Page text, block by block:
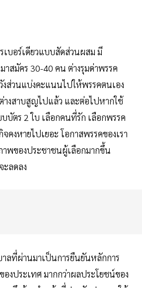
เบอร์เดียวแบบสัดส่วนผสม มี
าสมัคร 30-40 คน ต่างรุมด่าพรรค
ส่วนแบ่งคะแนนไปให้พรรคตนเอง
างสาบสูญไปแล้ว และต่อไปหากใช้
บัตร 2 ใบ เลือกคนที่รัก เลือกพรรค
คงหายไปเยอะ โอกาสพรรคของเรา
าพของประชาชนผู้เลือกมากขึ้น
ะลดลง
าลที่ผ่านมาเป็นการยืนยันหลักการ
งประเทศ มากกว่าผลประโยชน์ของ